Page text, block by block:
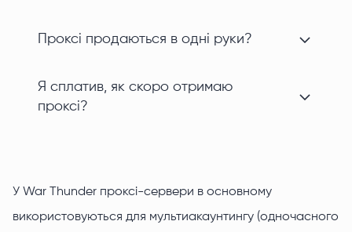
Проксі продаються в одні руки?
Я сплатив, як скоро отримаю
проксі?
У War Thunder проксі-сервери в основному
використовуються для мультиакаунтингу (одночасного